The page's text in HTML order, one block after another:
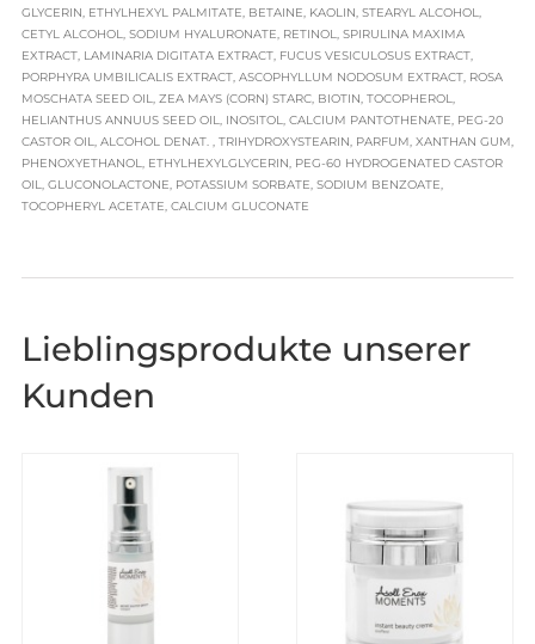
GLYCERIN, ETHYLHEXYL PALMITATE, BETAINE, KAOLIN, STEARYL ALCOHOL,
CETYL ALCOHOL, SODIUM HYALURONATE, RETINOL, SPIRULINA MAXIMA
EXTRACT, LAMINARIA DIGITATA EXTRACT, FUCUS VESICULOSUS EXTRACT,
PORPHYRA UMBILICALIS EXTRACT, ASCOPHYLLUM NODOSUM EXTRACT, ROSA
MOSCHATA SEED OIL, ZEA MAYS (CORN) STARC, BIOTIN, TOCOPHEROL,
HELIANTHUS ANNUUS SEED OIL, INOSITOL, CALCIUM PANTOTHENATE, PEG-20
CASTOR OIL, ALCOHOL DENAT. , TRIHYDROXYSTEARIN, PARFUM, XANTHAN GUM,
PHENOXYETHANOL, ETHYLHEXYLGLYCERIN, PEG-60 HYDROGENATED CASTOR
OIL, GLUCONOLACTONE, POTASSIUM SORBATE, SODIUM BENZOATE,
TOCOPHERYL ACETATE, CALCIUM GLUCONATE
Lieblingsprodukte unserer
Kunden